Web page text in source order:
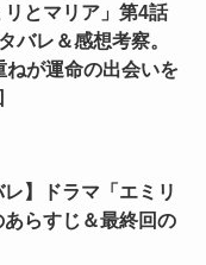
リとマリア」第4話
バレ＆感想考察。
ねが運命の出会いを
レ】ドラマ「エミリ
あらすじ＆最終回の